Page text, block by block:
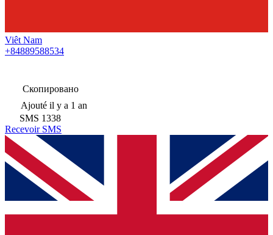
Viêt Nam
+84889588534
Скопировано
Ajouté il y a 1 an
SMS 1338
Recevoir SMS